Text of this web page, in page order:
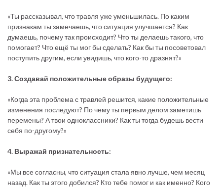
«Ты рассказывал, что травля уже уменьшилась. По каким
признакам ты замечаешь, что ситуация улучшается? Как
думаешь, почему так происходит? Что ты делаешь такого, что
помогает? Что ещё ты мог бы сделать? Как бы ты посоветовал
поступить другим, если увидишь, что кого-то дразнят?»
3. Создавай положительные образы будущего:
«Когда эта проблема с травлей решится, какие положительные
изменения последуют? По чему ты первым делом заметишь
перемены? А твои одноклассники? Как ты тогда будешь вести
себя по-другому?»
4. Выражай признательность:
«Мы все согласны, что ситуация стала явно лучше, чем месяц
назад. Как ты этого добился? Кто тебе помог и как именно? Кого